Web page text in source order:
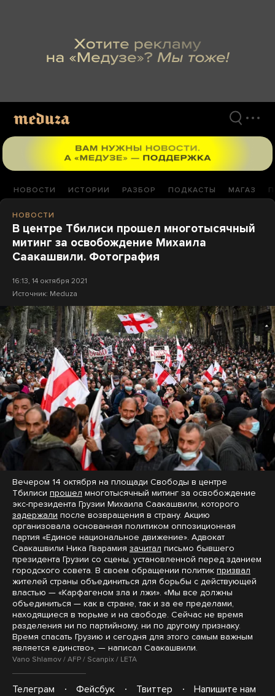
НОВОСТИ ИСТОРИИ РАЗБОР ПОДКАСТЫ МАГАЗ
НОВОСТИ
В центре Тбилиси прошел многотысячный
митинг за освобождение Михаила
Саакашвили. Фотография
16:13, 14 октября 2021
Источник: Meduza
Вечером 14 октября на площади Свободы в центре
Тбилиси прошел многотысячный митинг за освобождение
экс-президента Грузии Михаила Саакашвили, которого
задержали после возвращения в страну. Акцию
организовала основанная политиком оппозиционная
партия «Единое национальное движение». Адвокат
Саакашвили Ника Гварамия зачитал письмо бывшего
президента Грузии со сцены, установленной перед зданием
городского совета. В своем обращении политик призвал
жителей страны объединиться для борьбы с действующей
властью — «Карфагеном зла и лжи». «Мы все должны
объединиться — как в стране, так и за ее пределами,
находящиеся в тюрьме и на свободе. Сейчас не время
разделения ни по партийному, ни по другому признаку.
Время спасать Грузию и сегодня для этого самым важным
является единство», — написал Саакашвили.
Vano Shlamov / AFP / Scanpix / LETA
Телеграм Фейсбук Твиттер Напишите нам